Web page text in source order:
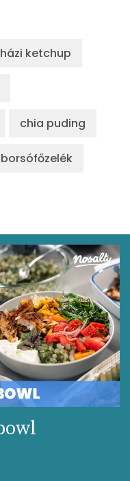
házi ketchup
chia puding
borsófőzelék